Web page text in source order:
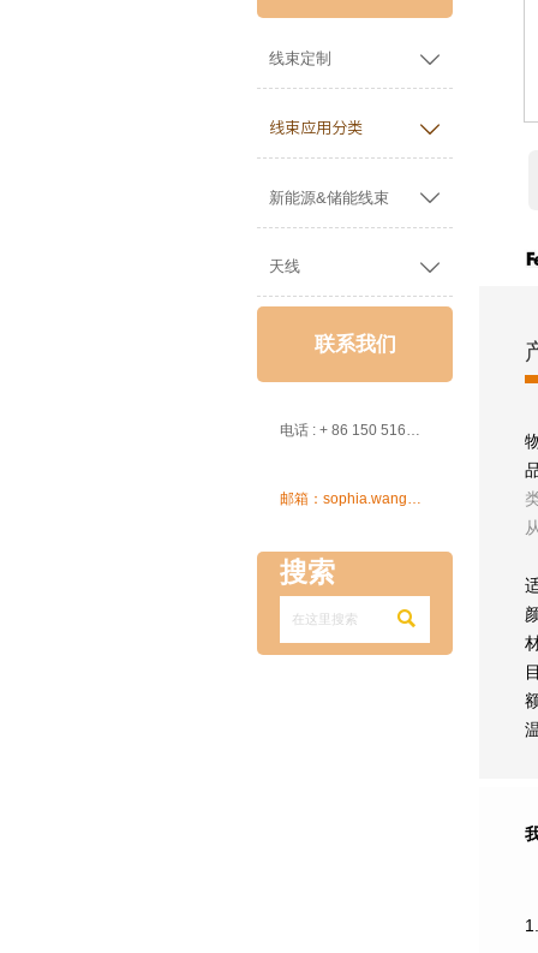
线束定制 
线束应用分类 
新能源&储能线束 
天线 
联系我们
电话 : + 86 150 5162 5639

搜索
